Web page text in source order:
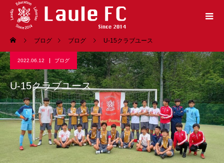
ブログ ブログ U-15クラブユース
2022.06.12 ブログ
U-15クラブユース